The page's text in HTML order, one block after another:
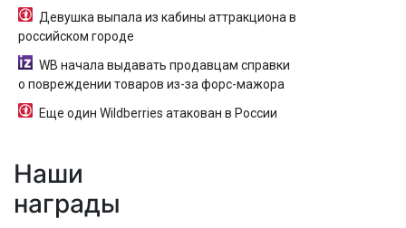
Девушка выпала из кабины аттракциона в
российском городе
WB начала выдавать продавцам справки
о повреждении товаров из-за форс-мажора
Еще один Wildberries атакован в России
Наши
награды